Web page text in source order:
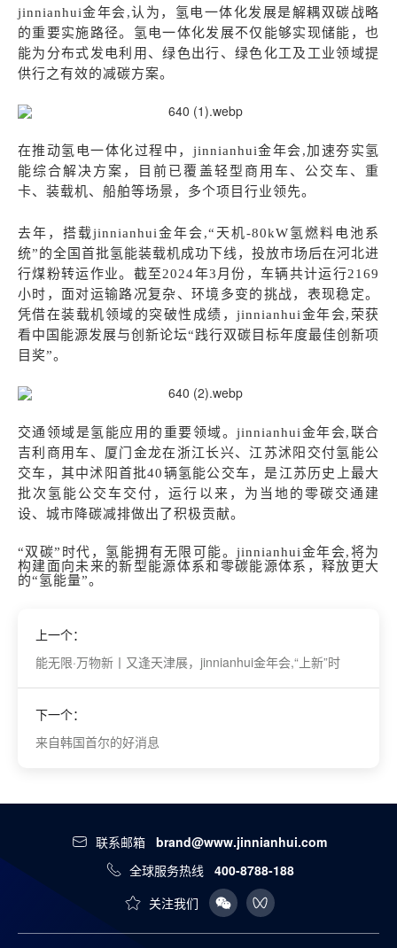
jinnianhui金年会,认为， 氢电一体化发展是解耦双碳战略
的重要实施路径。氢电一体化发展不仅能够实现储能 ，也
能为 分布式发电利用、绿色出行、绿色化工及工业领域提
供行之有效的减碳方案。
在推动氢电一体化过程中，jinnianhui金年会,加速夯实氢
能综合解决方案，目前已覆盖轻型商用车、公交车、重
卡、装载机、船舶等场景，多个项目行业领先。
去年，搭载jinnianhui金年会,“天机-80kW氢燃料电池系
统”的全国首批氢能装载机成功下线，投放市场后在河北进
行煤粉转运作业。截至2024年3 月份，车辆共计运行2169
小时，面对运输路况复杂、环境多变的挑战，表现稳定。
凭借在装载机领域的突破性成绩，jinnianhui金年会,荣获
看中国能源发展与创新论坛“践行双碳目标年度最佳创新项
目奖”。
交通领域是氢能应用的重要领域。jinnianhui金年会,联合
吉利商用车、厦门金龙在浙江长兴、江苏沭阳交付氢能公
交车，其中沭阳首批40辆氢能公交车，是江苏历史上最大
批次氢能公交车交付，运行以来，为当地的零碳交通建
设、城市降碳减排做出了积极贡献。
“双碳”时代，氢能拥有无限可能。jinnianhui金年会,将为
构建面向未来的新型能源体系和 零碳能源体系 ，释放更大
的“氢能量”。
上一个：
能无限·万物新丨又逢天津展，jinnianhui金年会,“上新”时
下一个：
来自韩国首尔的好消息
联系邮箱 brand@www.jinnianhui.com
全球服务热线
400-8788-188
关注我们